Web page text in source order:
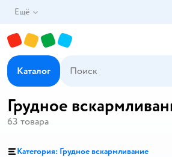
Ещё
Каталог
Грудное
63 товара
Категория: Грудное вскармливание